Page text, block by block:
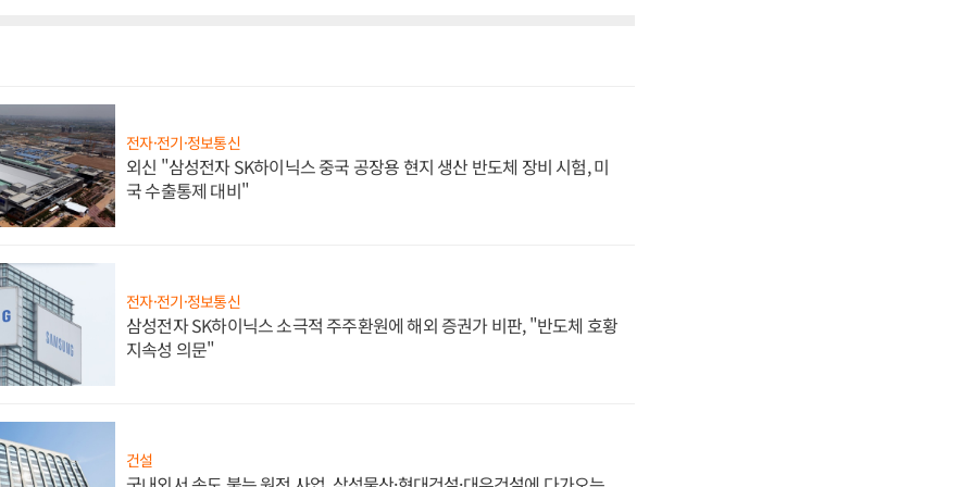
전자·전기·정보통신
외신 "삼성전자 SK하이닉스 중국 공장용 현지 생산 반도체 장비 시험, 미
국 수출통제 대비"
전자·전기·정보통신
삼성전자 SK하이닉스 소극적 주주환원에 해외 증권가 비판, "반도체 호황
지속성 의문"
건설